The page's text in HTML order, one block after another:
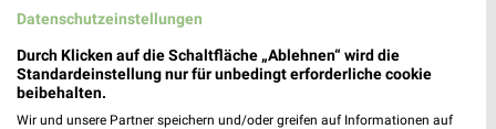
dm Schwörstadt
79739 Schwörstadt
Datenschutzeinstellungen
Durch Klicken auf die Schaltfläche „Ablehnen“ wird die
Standardeinstellung nur für unbedingt erforderliche cookie
beibehalten.
Wir und unsere Partner speichern und/oder greifen auf Informationen auf